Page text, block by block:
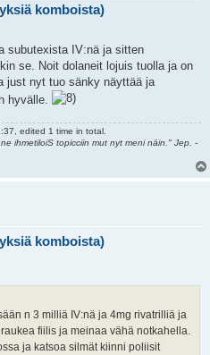
komboista)
subutexista IV:nä ja sitten
se. Noit dolaneit lojuis tuolla ja on
just nyt tuo sänky näyttää ja
hyvälle.
edited 1 time in total.
ihmetiloiS topicciin mut nyt meni näin." Jep. -
komboista)
n 3 milliä IV:nä ja 4mg rivatrilliä ja
fiilis ja meinaa vähä notkahella.
ja katsoa silmät kiinni poliisit